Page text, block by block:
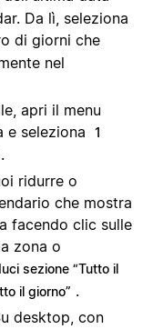
Da lì, seleziona
di giorni che
nel
apri il menu
e seleziona
1
.
ridurre o
che mostra
facendo clic sulle
zona o
sezione “Tutto il
il giorno” .
desktop, con